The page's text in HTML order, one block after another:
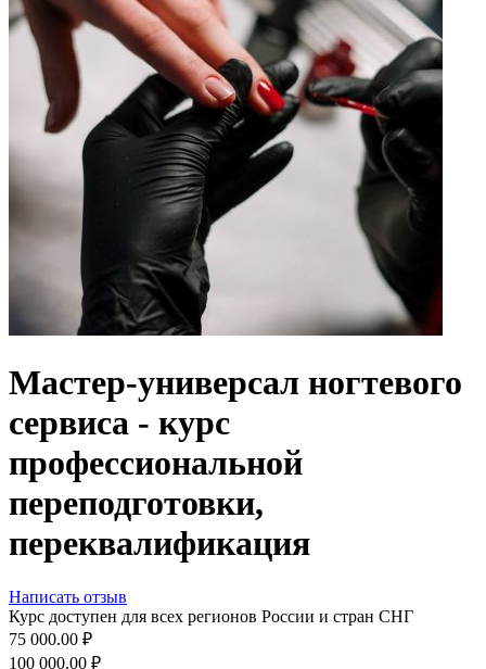
Мастер-универсал ногтевого
сервиса - курс
профессиональной
переподготовки,
переквалификация
Написать отзыв
Курс доступен для всех регионов России и стран СНГ
75 000.00 ₽
100 000.00 ₽